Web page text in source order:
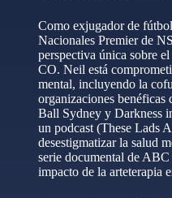
Como exjugador de
Nacionales Premier de
perspectiva única sobre
CO. Neil está
mental, incluyendo la
organizaciones
Ball Sydney y Darkness
un podcast (These Lads
desestigmatizar la salud
serie documental de
impacto de la arteterapia